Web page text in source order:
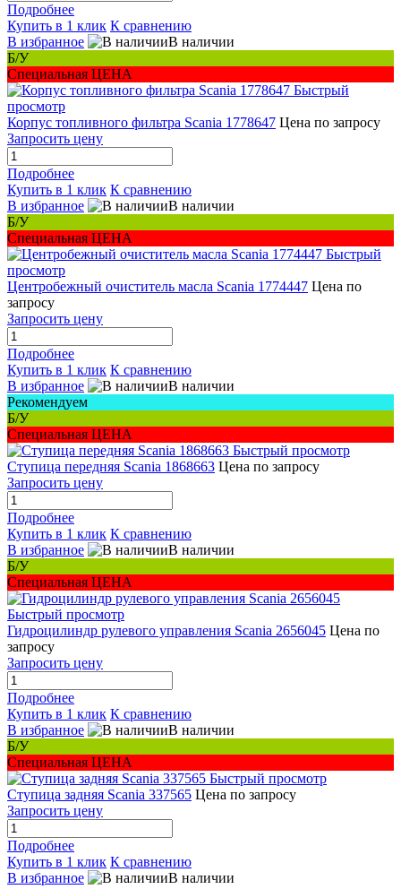
Подробнее
Купить в 1 клик К сравнению
В избранное
В наличии
Б/У
Специальная ЦЕНА
Быстрый
просмотр
Корпус топливного фильтра Scania 1778647 Цена по запросу
Запросить цену
Подробнее
Купить в 1 клик К сравнению
В избранное
В наличии
Б/У
Специальная ЦЕНА
Быстрый
просмотр
Центробежный очиститель масла Scania 1774447 Цена по
запросу
Запросить цену
Подробнее
Купить в 1 клик К сравнению
В избранное
В наличии
Рекомендуем
Б/У
Специальная ЦЕНА
Быстрый просмотр
Ступица передняя Scania 1868663 Цена по запросу
Запросить цену
Подробнее
Купить в 1 клик К сравнению
В избранное
В наличии
Б/У
Специальная ЦЕНА
Быстрый просмотр
Гидроцилиндр рулевого управления Scania 2656045 Цена по
запросу
Запросить цену
Подробнее
Купить в 1 клик К сравнению
В избранное
В наличии
Б/У
Специальная ЦЕНА
Быстрый просмотр
Ступица задняя Scania 337565 Цена по запросу
Запросить цену
Подробнее
Купить в 1 клик К сравнению
В избранное
В наличии